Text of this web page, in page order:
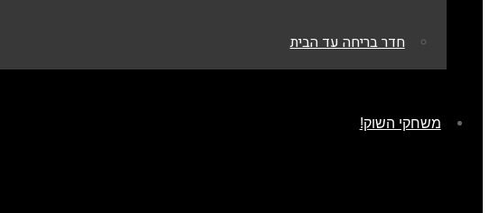
חדר בריחה עד הבית
משחקי השוק!